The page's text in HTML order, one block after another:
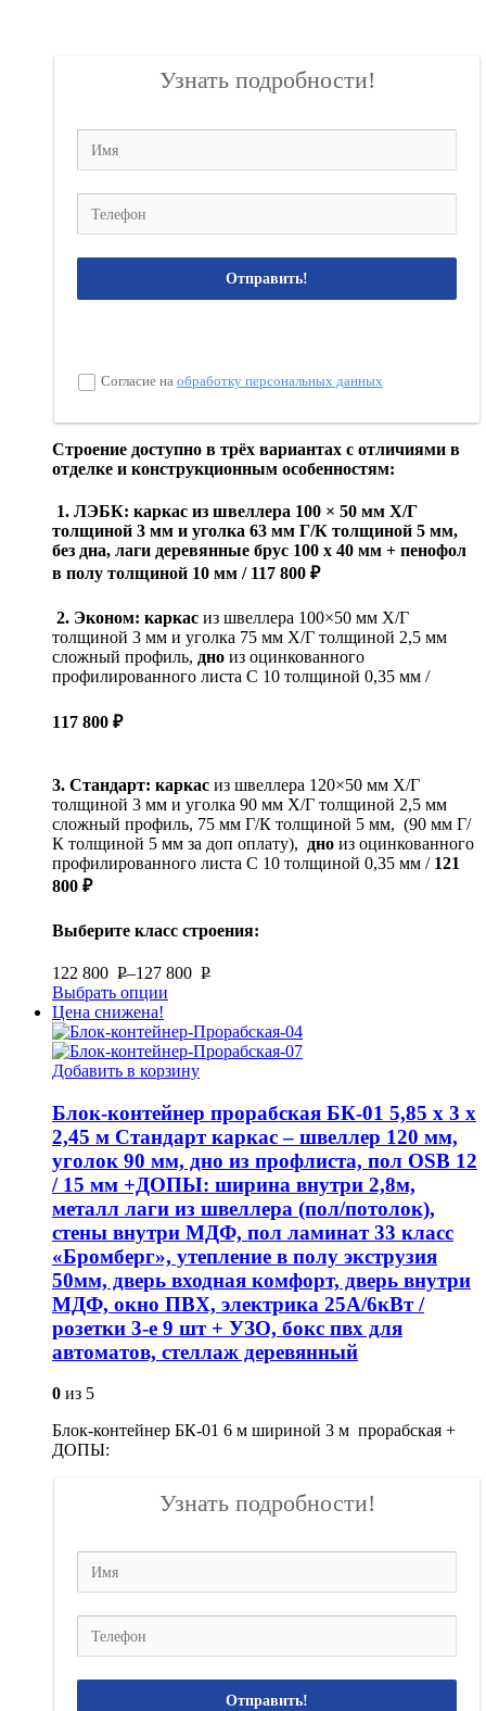
Узнать подробности!
Отправить!
Согласие на обработку персональных данных
Строение доступно в трёх вариантах с отличиями в
отделке и конструкционным особенностям:
1. ЛЭБК: каркас из швеллера 100 × 50 мм Х/Г
толщиной 3 мм и уголка 63 мм Г/К толщиной 5 мм,
без дна, лаги деревянные брус 100 х 40 мм + пенофол
в полу толщиной 10 мм / 117 800 ₽
2. Эконом: каркас из швеллера 100×50 мм Х/Г
толщиной 3 мм и уголка 75 мм Х/Г толщиной 2,5 мм
сложный профиль, дно из оцинкованного
профилированного листа С 10 толщиной 0,35 мм /
117 800 ₽
3. Стандарт: каркас из швеллера 120×50 мм Х/Г
толщиной 3 мм и уголка 90 мм Х/Г толщиной 2,5 мм
сложный профиль, 75 мм Г/К толщиной 5 мм, (90 мм Г/
К толщиной 5 мм за доп оплату), дно из оцинкованного
профилированного листа С 10 толщиной 0,35 мм / 121
800 ₽
Выберите класс строения:
122 800 Р–127 800 Р
Выбрать опции
Цена снижена!
Добавить в корзину
Блок-контейнер прорабская БК-01 5,85 х 3 х
2,45 м Стандарт каркас – швеллер 120 мм,
уголок 90 мм, дно из профлиста, пол OSB 12
/ 15 мм +ДОПЫ: ширина внутри 2,8м,
металл лаги из швеллера (пол/потолок),
стены внутри МДФ, пол ламинат 33 класс
«Бромберг», утепление в полу экструзия
50мм, дверь входная комфорт, дверь внутри
МДФ, окно ПВХ, электрика 25А/6кВт /
розетки 3-е 9 шт + УЗО, бокс пвх для
автоматов, стеллаж деревянный
0 из 5
Блок-контейнер БК-01 6 м шириной 3 м прорабская +
ДОПЫ:
Узнать подробности!
Отправить!